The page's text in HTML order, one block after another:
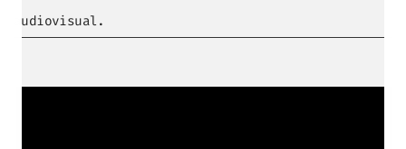
audiovisual.